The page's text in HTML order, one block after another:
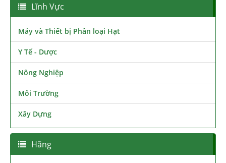
Lĩnh Vực
Máy và Thiết bị Phân loại Hạt
Y Tế - Dược
Nông Nghiệp
Môi Trường
Xây Dựng
Hãng